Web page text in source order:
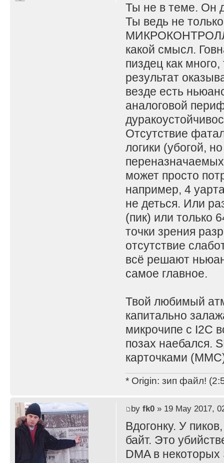
Ты не в теме. Он
Ты ведь не
какой смысл.
пиздец как
результат
везде есть
аналоговой
Отсутствие
логики (убогой,
может просто
например, 4
не деться. Или
(пик) или только
точки зрения
отсутствие
всё решают
самое главное.
Твой любимый
капитально
микрочипе с I2C
позах наебался.
карточками
* Origin: зип файл!
by fk0» 19 May 2017,
Вдогонку. У
байт. Это
DMA в некоторых